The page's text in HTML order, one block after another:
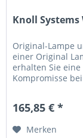
Knoll Systems
Original-Lampe
einer Original
erhalten Sie
Kompromisse
165,85 € *
Merken